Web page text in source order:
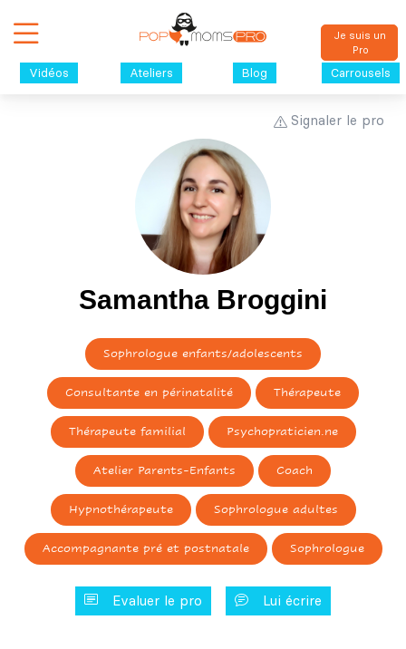
Je suis un
Pro
Vidéos Ateliers Blog Carrousels
Signaler le pro
Samantha Broggini
Sophrologue enfants/adolescents
Consultante en périnatalité Thérapeute
Thérapeute familial Psychopraticien.ne
Atelier Parents-Enfants Coach
Hypnothérapeute Sophrologue adultes
Accompagnante pré et postnatale Sophrologue
Evaluer le pro Lui écrire